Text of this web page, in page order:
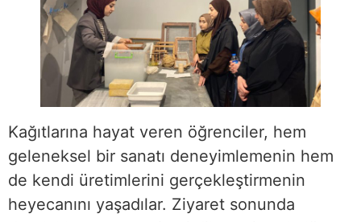
Kağıtlarına hayat veren öğrenciler, hem
geleneksel bir sanatı deneyimlemenin hem
de kendi üretimlerini gerçekleştirmenin
heyecanını yaşadılar. Ziyaret sonunda